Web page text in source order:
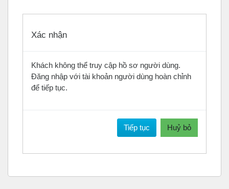
Xác nhận
Khách không thể truy cập hồ sơ người dùng.
Đăng nhập với tài khoản người dùng hoàn chỉnh
để tiếp tục.
Tiếp tục Huỷ bỏ